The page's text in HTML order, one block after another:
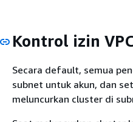
Kontrol izin
Secara default, semua
subnet untuk akun, dan
meluncurkan cluster di